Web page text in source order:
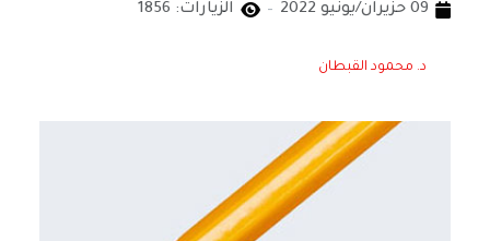
09 حزيران/يونيو 2022
الزيارات: 1856
د. محمود القبطان